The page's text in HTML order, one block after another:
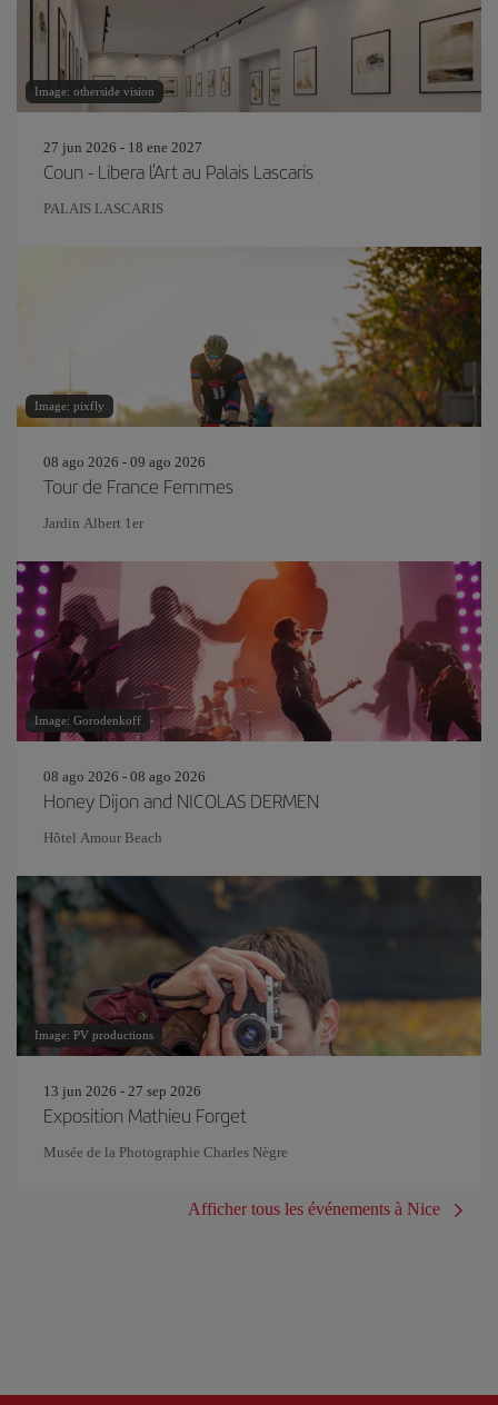
Image: otherside vision
27 jun 2026 - 18 ene 2027
Coun - Libera l'Art au Palais Lascaris
PALAIS LASCARIS
Image: pixfly
08 ago 2026 - 09 ago 2026
Tour de France Femmes
Jardin Albert 1er
Image: Gorodenkoff
08 ago 2026 - 08 ago 2026
Honey Dijon and NICOLAS DERMEN
Hôtel Amour Beach
Image: PV productions
13 jun 2026 - 27 sep 2026
Exposition Mathieu Forget
Musée de la Photographie Charles Nègre
Afficher tous les événements à Nice